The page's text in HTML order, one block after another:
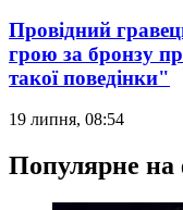
Провідний
грою за бронзу
такої поведінки"
19 липня, 08:54
Популярне на